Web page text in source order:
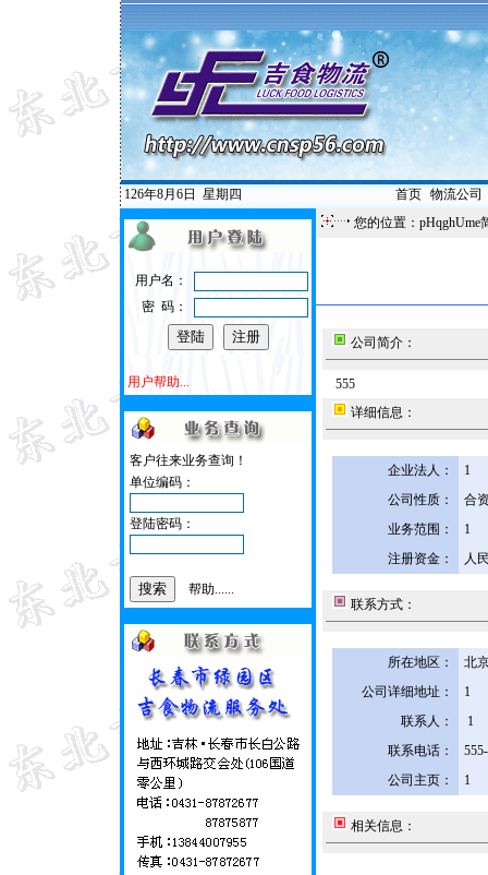
126年8月6日 星期四 首页| 物流公司
用户名：
密 码：
用户帮助...
客户往来业务查询！
单位编码：
登陆密码：
帮助......
您的位置：pHqghUme
公司简介：
555
详细信息：
企业法人：
1
公司性质：
合
业务范围：
1
注册资金：
人
联系方式：
所在地区：
北
公司详细地址：
1
联系人：
1
联系电话：
公司主页：
1
相关信息：